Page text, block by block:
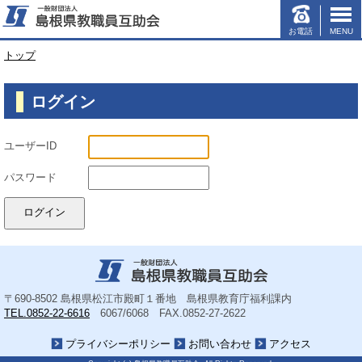
このページの本文へ
MENU
お電話
現
の
置：
トップ
ログイン
ユーザーID
パスワード
〒690-8502 島根県松江市殿町１番地 島根県教育庁福利課内
TEL.0852-22-6616 6067/6068 FAX.0852-27-2622
プライバシーポリシー お問い合わせ アクセス